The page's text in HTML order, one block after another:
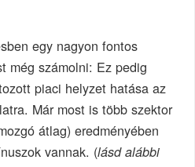
egy nagyon fontos
még számolni: Ez pedig
piaci helyzet hatása az
Már most is több szektor
átlag) eredményében
vannak. (lásd alábbi